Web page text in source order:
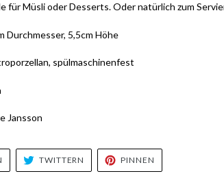
für Müsli oder Desserts. Oder natürlich zum
Durchmesser, 5,5cm Höhe
spülmaschinenfest
Jansson
FACEBOOK
TEILEN
TWITTERN
TWITTER
TWITTERN
PINNEN
PINNEN